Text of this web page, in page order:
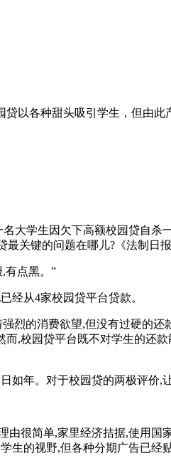
以各种甜头吸引学生，但由
学生因欠下高额校园贷自杀
关键的问题在哪儿?《法制日
点黑。”
从4家校园贷平台贷款。
的消费欲望,但没有过硬的还
,校园贷平台既不对学生的还
年。对于校园贷的两极评价,让
很简单,家里经济拮据,使用国
生的视野,但各种分期广告已